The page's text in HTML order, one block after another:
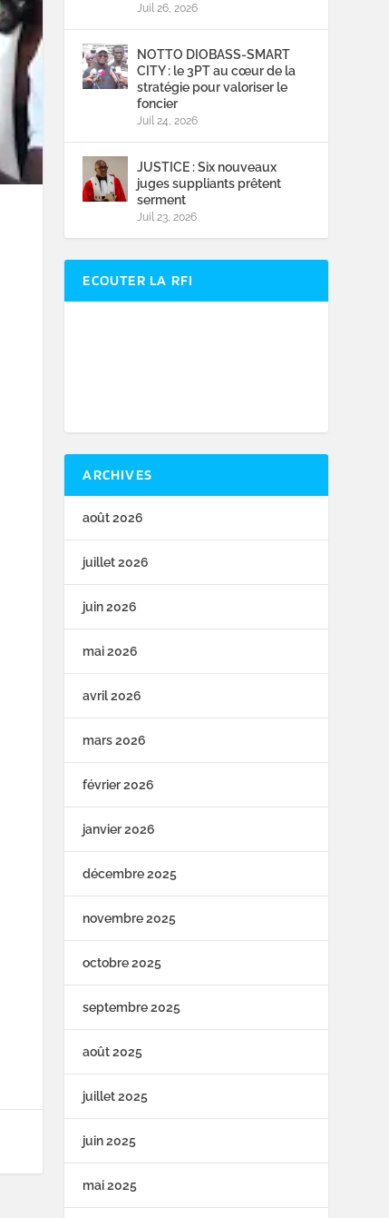
Juil 26, 2026
NOTTO DIOBASS-SMART
CITY : le 3PT au cœur de la
stratégie pour valoriser le
foncier
Juil 24, 2026
JUSTICE : Six nouveaux
juges suppliants prêtent
serment
Juil 23, 2026
ECOUTER LA RFI
ARCHIVES
août 2026
juillet 2026
juin 2026
mai 2026
avril 2026
mars 2026
février 2026
janvier 2026
décembre 2025
novembre 2025
octobre 2025
septembre 2025
août 2025
juillet 2025
juin 2025
mai 2025